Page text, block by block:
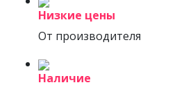
Низкие цены
От производителя
Наличие